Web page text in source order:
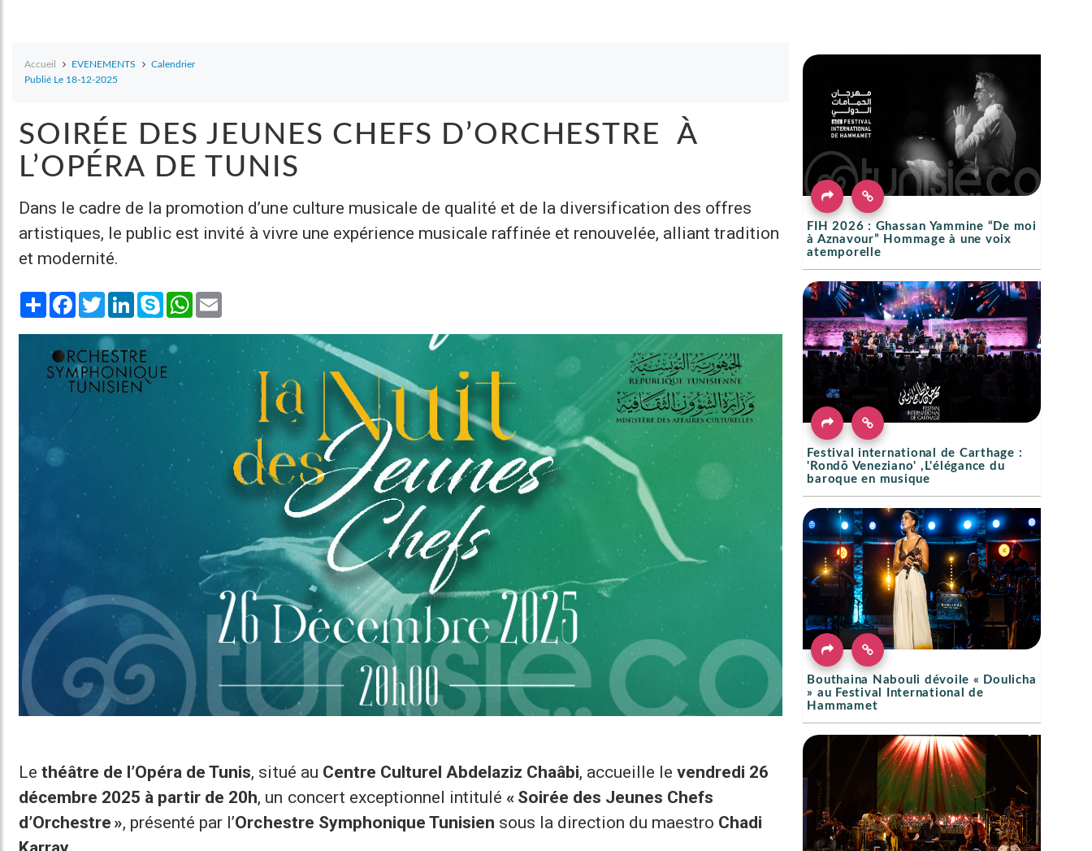
Accueil EVENEMENTS
Calendrier
Publié Le 18-12-2025
SOIRÉE DES JEUNES CHEFS D’ORCHESTRE À
L’OPÉRA DE TUNIS
Dans le cadre de la promotion d’une culture musicale de qualité et de la diversification des offres
artistiques, le public est invité à vivre une expérience musicale raffinée et renouvelée, alliant tradition
et modernité.
Share Facebook
TwitterLinkedInSkype WhatsApp
Lethéâtre de l’Opéra de Tunis, situé au Centre Culturel Abdelaziz Chaâbi, accueille levendredi 26
décembre 2025 à partir de 20h, un concert exceptionnel intitulé « Soirée des Jeunes Chefs
d’Orchestre », présenté par l’Orchestre Symphonique Tunisien sous la direction du maestro Chadi
FIH 2026 : Ghassan Yammine “De moi
à Aznavour” Hommage à une voix
atemporelle
Festival international de Carthage :
'Rondō Veneziano' ,L'élégance du
baroque en musique
Bouthaina Nabouli dévoile « Doulicha
» au Festival International de
Hammamet